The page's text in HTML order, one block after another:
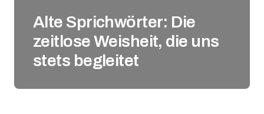
Alte Sprichwörter: Die
zeitlose Weisheit, die uns
stets begleitet